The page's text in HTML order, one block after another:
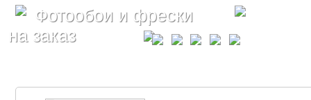
Фотообои и фрески
на заказ